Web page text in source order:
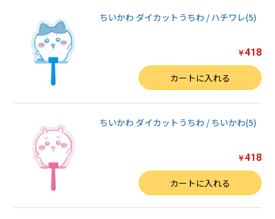
ちいかわ ダイカットうちわ / ハチワレ(5)
￥418
カートに入れる
ちいかわ ダイカットうちわ / ちいかわ(5)
￥418
カートに入れる